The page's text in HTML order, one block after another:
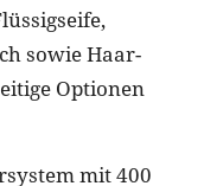
sowie Haar-
Optionen
mit 400